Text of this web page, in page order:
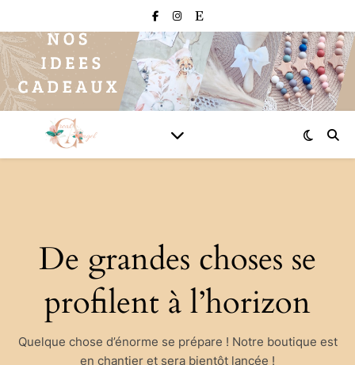
De grandes choses se
profilent à l’horizon
Quelque chose d’énorme se prépare ! Notre boutique est
en chantier et sera bientôt lancée !